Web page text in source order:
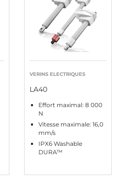
VERINS ELECTRIQUES
LA40
Effort maximal: 8 000
N
Vitesse maximale: 16,0
mm/s
IPX6 Washable
DURA™